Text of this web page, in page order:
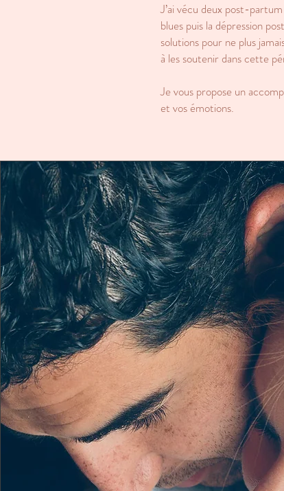
J’ai vécu deux post-
blues puis la dépression
solutions pour ne plus
à les soutenir dans cette
Je vous propose un
et vos émotions.